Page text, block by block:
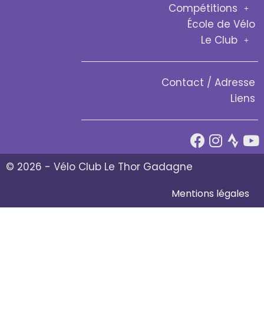
Compétitions
École de Vélo
Le Club
Contact / Adresse
Liens
© 2026 - Vélo Club Le Thor Gadagne
Mentions légales